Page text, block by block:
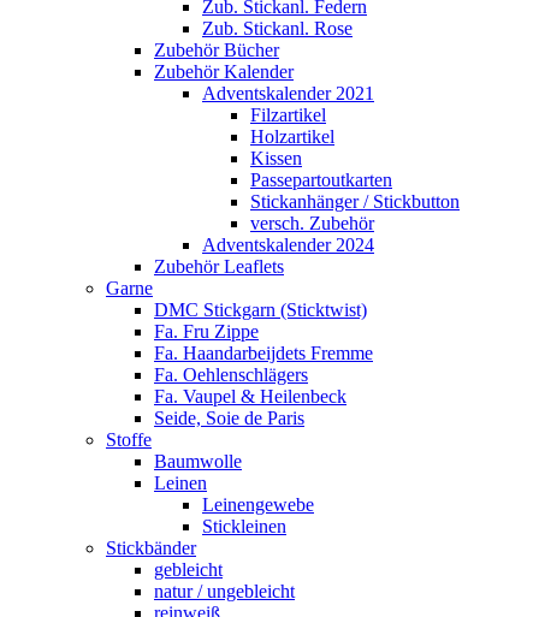
Zub. Stickanl. Federn
Zub. Stickanl. Rose
Zubehör Bücher
Zubehör Kalender
Adventskalender 2021
Filzartikel
Holzartikel
Kissen
Passepartoutkarten
Stickanhänger / Stickbutton
versch. Zubehör
Adventskalender 2024
Zubehör Leaflets
Garne
DMC Stickgarn (Sticktwist)
Fa. Fru Zippe
Fa. Haandarbeijdets Fremme
Fa. Oehlenschlägers
Fa. Vaupel & Heilenbeck
Seide, Soie de Paris
Stoffe
Baumwolle
Leinen
Leinengewebe
Stickleinen
Stickbänder
gebleicht
natur / ungebleicht
reinweiß